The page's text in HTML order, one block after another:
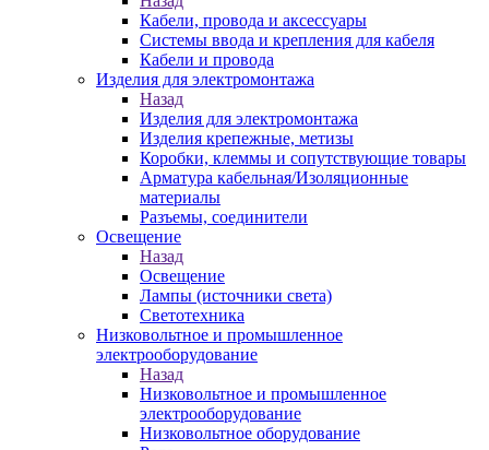
Кабели, провода и аксессуары
Системы ввода и крепления для кабеля
Кабели и провода
Изделия для электромонтажа
Назад
Изделия для электромонтажа
Изделия крепежные, метизы
Коробки, клеммы и сопутствующие товары
Арматура кабельная/Изоляционные
материалы
Разъемы, соединители
Освещение
Назад
Освещение
Лампы (источники света)
Светотехника
Низковольтное и промышленное
электрооборудование
Назад
Низковольтное и промышленное
электрооборудование
Низковольтное оборудование